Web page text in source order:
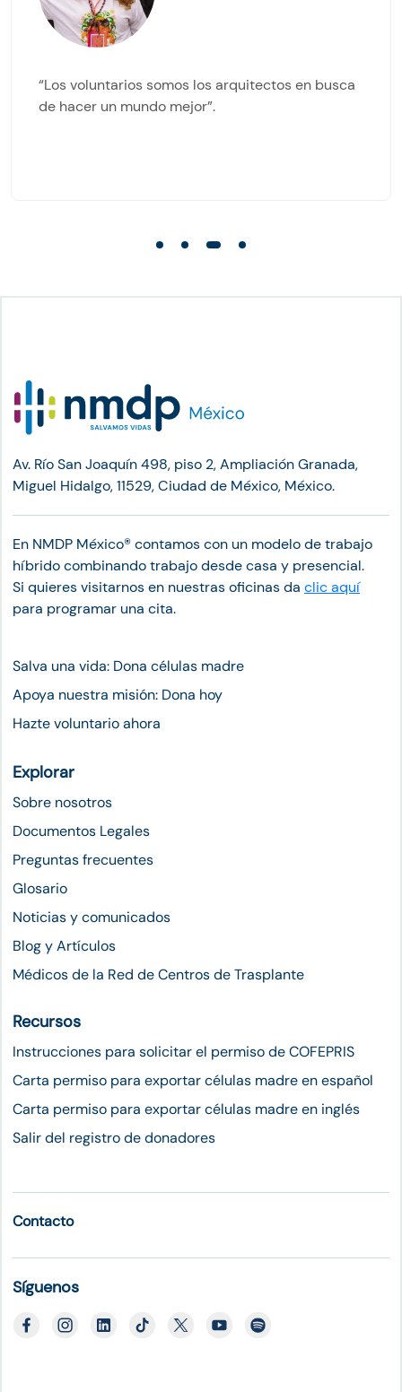
“Los voluntarios somos los arquitectos en busca
de hacer un mundo mejor”.
Av. Río San Joaquín 498, piso 2, Ampliación Granada,
Miguel Hidalgo, 11529, Ciudad de México, México.
En NMDP México®︎ contamos con un modelo de trabajo
híbrido combinando trabajo desde casa y presencial.
Si quieres visitarnos en nuestras oficinas da clic aquí
para programar una cita.
Salva una vida: Dona células madre
Apoya nuestra misión: Dona hoy
Hazte voluntario ahora
Explorar
Sobre nosotros
Documentos Legales
Preguntas frecuentes
Glosario
Noticias y comunicados
Blog y Artículos
Médicos de la Red de Centros de Trasplante
Recursos
Instrucciones para solicitar el permiso de COFEPRIS
Carta permiso para exportar células madre en español
Carta permiso para exportar células madre en inglés
Salir del registro de donadores
Contacto
Síguenos